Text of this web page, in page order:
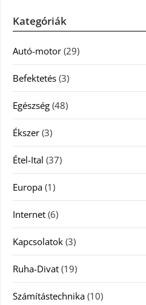
Kategóriák
Autó-motor (29)
Befektetés (3)
Egészség (48)
Ékszer (3)
Étel-Ital (37)
Europa (1)
Internet (6)
Kapcsolatok (3)
Ruha-Divat (19)
Számítástechnika (10)